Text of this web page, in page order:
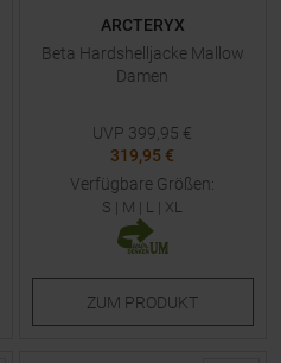
ARCTERYX
Beta Hardshelljacke Mallow
Damen
UVP 399,95 €
319,95 €
Verfügbare Größen:
S | M | L | XL
ZUM PRODUKT